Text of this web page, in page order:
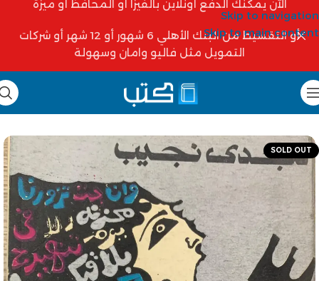
Skip to navigation
Skip to main content
الآن يمكنك الدفع أونلاين بالفيزا أو المحافظ أو ميزة
أو التقسيط من البنك الأهلي 6 شهور أو 12 شهر أو شركات
التمويل مثل فاليو وامان وسهولة
SOLD OUT